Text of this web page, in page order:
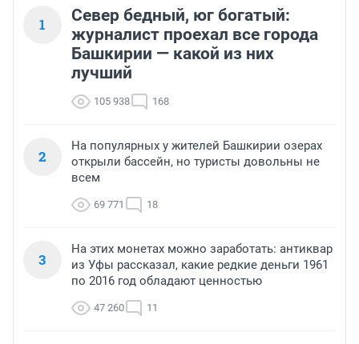
1
Север бедный, юг богатый:
журналист проехал все города
Башкирии — какой из них
лучший
105 938 168
2
На популярных у жителей Башкирии озерах
открыли бассейн, но туристы довольны не
всем
69 771 18
3
На этих монетах можно заработать: антиквар
из Уфы рассказал, какие редкие деньги 1961
по 2016 год обладают ценностью
47 260 11